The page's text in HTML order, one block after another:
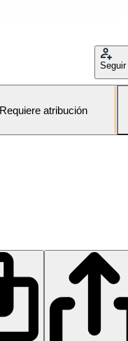
Seguir
Requiere atribución